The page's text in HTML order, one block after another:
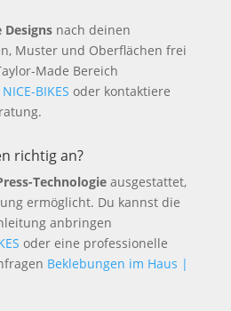
nach deinen
Muster und Oberflächen frei
Made Bereich
BIKES oder kontaktiere
richtig an?
Technologie ausgestattet,
ermöglicht. Du kannst die
anbringen
oder eine professionelle
Beklebungen im Haus |